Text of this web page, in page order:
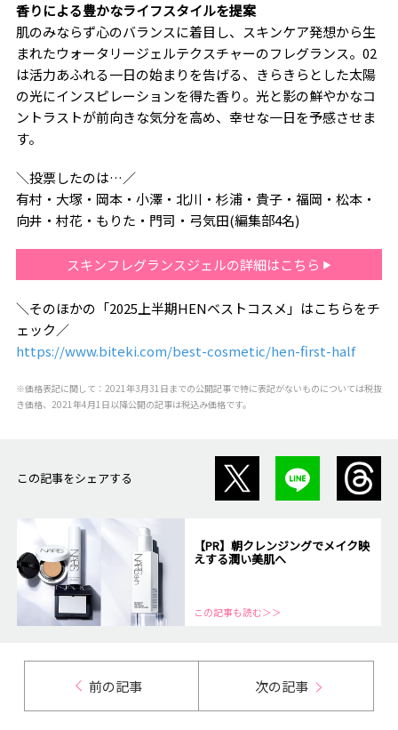
香りによる豊かなライフスタイルを提案
肌のみならず心のバランスに着目し、スキンケア発想から生
まれたウォータリージェルテクスチャーのフレグランス。02
は活力あふれる一日の始まりを告げる、きらきらとした太陽
の光にインスピレーションを得た香り。光と影の鮮やかなコ
ントラストが前向きな気分を高め、幸せな一日を予感させま
す。
＼投票したのは…／
有村・大塚・岡本・小澤・北川・杉浦・貴子・福岡・松本・
向井・村花・もりた・門司・弓気田(編集部4名)
スキンフレグランスジェルの詳細はこちら
＼そのほかの「2025上半期HENベストコスメ」はこちらをチ
ェック／
https://www.biteki.com/best-cosmetic/hen-first-half
※価格表記に関して：2021年3月31日までの公開記事で特に表記がないものについては税抜
き価格、2021年4月1日以降公開の記事は税込み価格です。
この記事をシェアする
【PR】朝クレンジングでメイク映
えする潤い美肌へ
この記事も読む＞＞
前の記事 次の記事